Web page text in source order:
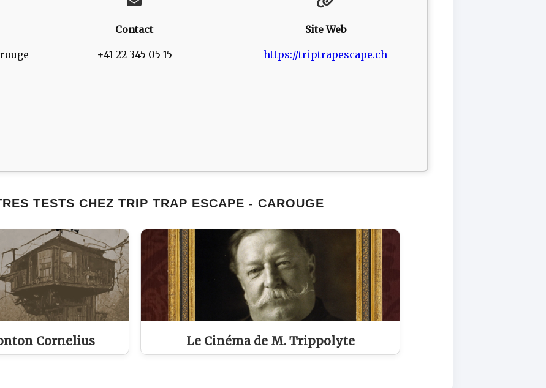
Contact
+41 22 345 05 15
Site Web
https://triptrapescape.ch
TESTS CHEZ TRIP TRAP ESCAPE - CAROUGE
Cornelius Le Cinéma de M. Trippolyte